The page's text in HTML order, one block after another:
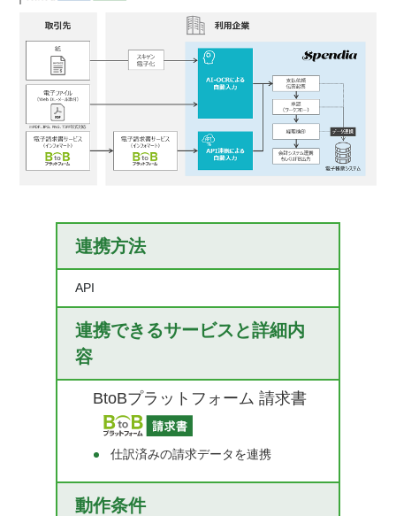
連携方法
API
連携できるサービスと詳細内
容
BtoBプラットフォーム 請求書
仕訳済みの請求データを連携
動作条件